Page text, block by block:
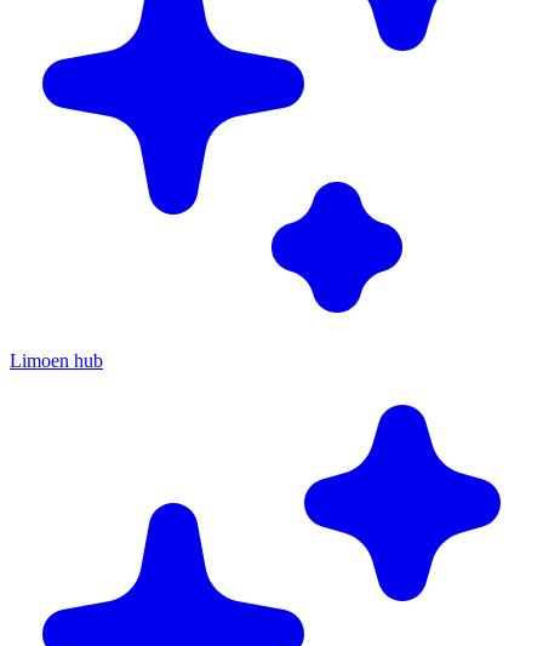
Limoen hub